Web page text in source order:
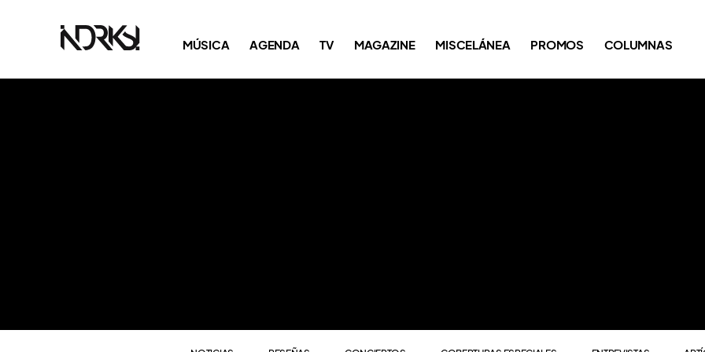
MÚSICA AGENDA TV MAGAZINE MISCELÁNEA PROMOS COLUMNAS